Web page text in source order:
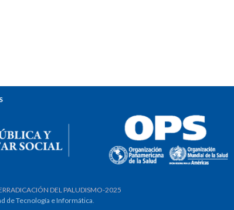
DEL PALUDISMO-2025
de Tecnología e Informática